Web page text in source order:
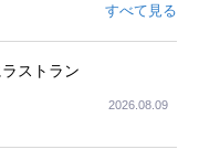
すべて見る
ストラン
2026.08.09